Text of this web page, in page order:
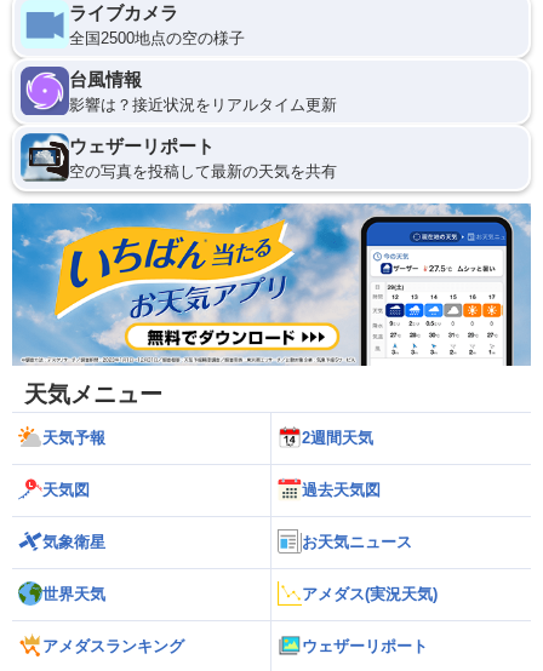
ライブカメラ
全国2500地点の空の様子
台風情報
影響は？接近状況をリアルタイム更新
ウェザーリポート
空の写真を投稿して最新の天気を共有
天気メニュー
天気予報 2週間天気
天気図 過去天気図
気象衛星 お天気ニュース
世界天気 アメダス(実況天気)
アメダスランキング ウェザーリポート